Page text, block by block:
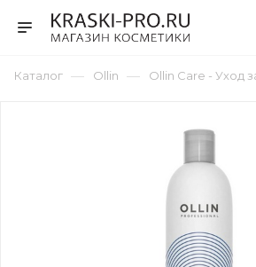
Каталог — Ollin — Ollin Care - Уход